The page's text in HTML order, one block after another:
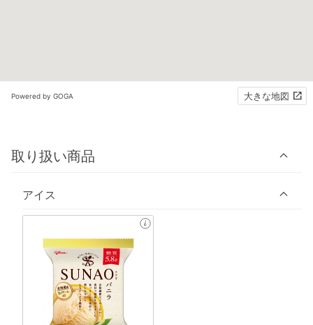
Powered by GOGA 大きな地図
取り扱い商品
アイス